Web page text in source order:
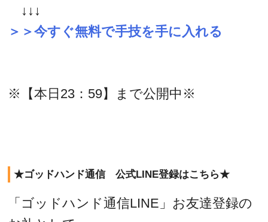
↓↓↓
＞＞今すぐ無料で手技を手に入れる
※【本日23：59】まで公開中※
★ゴッドハンド通信 公式LINE登録はこちら★
「ゴッドハンド通信LINE」お友達登録の